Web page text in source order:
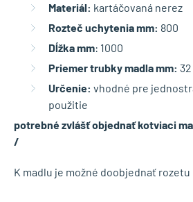
Materiál: kartáčovaná nerez
Rozteč uchytenia mm: 800
Dĺžka mm: 1000
Priemer trubky madla mm: 32
Určenie: vhodné pre
použitie
potrebné zvlášť objednať kotviaci
/
K madlu je možné doobjednať rozetu